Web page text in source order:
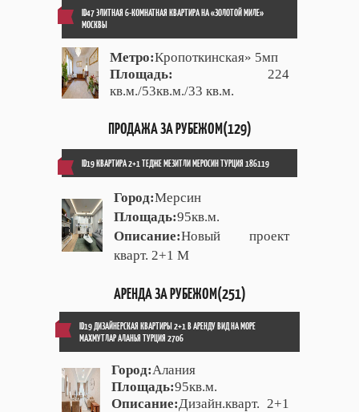
ID47 ЭЛИТНАЯ 6-КОМНАТНАЯ КВАРТИРА НА «ЗОЛОТОЙ МИЛЕ»
МОСКВЫ
Метро:Кропоткинская» 5мп
Площадь:
224
кв.м./53кв.м./33 кв.м.
ПРОДАЖА ЗА РУБЕЖОМ(129)
ID19 КВАРТИРА 2+1 ТЕДЖЕ МЕЗИТЛИ МЕРОСИН ТУРЦИЯ 186119
Город:Мерсин
Площадь:95кв.м.
Описание:Новый проект
кварт. 2+1 М
АРЕНДА ЗА РУБЕЖОМ(251)
ID19 ДИЗАЙНЕРСКАЯ КВАРТИРЫ 2+1 В АРЕНДУ ВИД НА МОРЕ
МАХМУТЛАР АЛАНЬЯ ТУРЦИЯ 2706
Город:Алания
Площадь:95кв.м.
Описание:Дизайн.кварт. 2+1